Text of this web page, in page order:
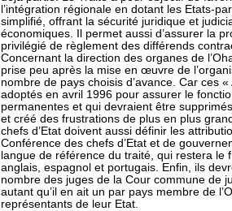
l’intégration régionale en dotant les Etats-
simplifié, offrant la sécurité juridique et
économiques. Il permet aussi d’assurer la
privilégié de règlement des différends
Concernant la direction des organes de
prise peu après la mise en œuvre de
nombre de pays choisis d’avance. Car ces
adoptés en avril 1996 pour assurer le
permanentes et qui devraient être
et créé des frustrations de plus en plus
chefs d’Etat doivent aussi définir les
Conférence des chefs d’Etat et de
langue de référence du traité, qui restera le
anglais, espagnol et portugais. Enfin, ils
nombre des juges de la Cour commune de
autant qu’il en ait un par pays membre de
représentants de leur Etat.